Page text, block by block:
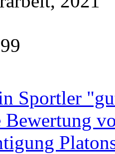
Sportler
Bewertung